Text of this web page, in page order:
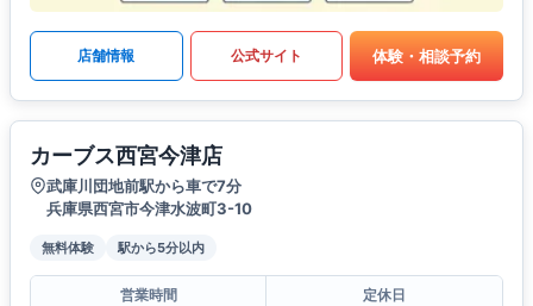
店舗情報 公式サイト 体験・相談予約
カーブス西宮今津店
武庫川団地前駅から車で7分
兵庫県西宮市今津水波町3-10
無料体験 駅から5分以内
営業時間
定休日